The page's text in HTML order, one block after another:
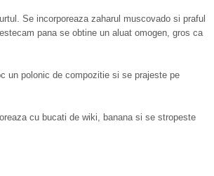
Se incorporeaza zaharul muscovado si praful
pana se obtine un aluat omogen, gros ca
un polonic de compozitie si se prajeste pe
cu bucati de wiki, banana si se stropeste